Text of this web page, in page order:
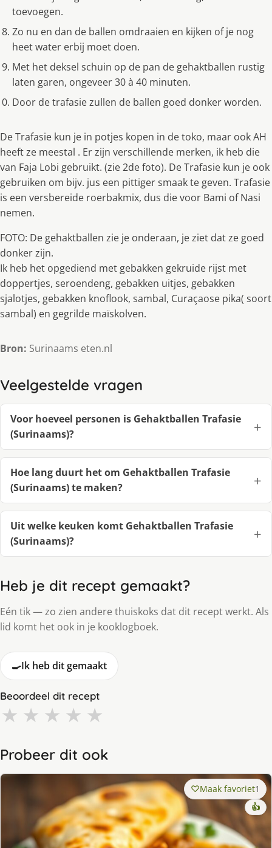
toevoegen.
Zo nu en dan de ballen omdraaien en kijken of je nog
heet water erbij moet doen.
Met het deksel schuin op de pan de gehaktballen rustig
laten garen, ongeveer 30 à 40 minuten.
Door de trafasie zullen de ballen goed donker worden.
De Trafasie kun je in potjes kopen in de toko, maar ook AH
heeft ze meestal . Er zijn verschillende merken, ik heb die
van Faja Lobi gebruikt. (zie 2de foto). De Trafasie kun je ook
gebruiken om bijv. jus een pittiger smaak te geven. Trafasie
is een versbereide roerbakmix, dus die voor Bami of Nasi
nemen.
FOTO: De gehaktballen zie je onderaan, je ziet dat ze goed
donker zijn.
Ik heb het opgediend met gebakken gekruide rijst met
doppertjes, seroendeng, gebakken uitjes, gebakken
sjalotjes, gebakken knoflook, sambal, Curaçaose pika( soort
sambal) en gegrilde maïskolven.
Bron: Surinaams eten.nl
Veelgestelde vragen
Voor hoeveel personen is Gehaktballen Trafasie
(Surinaams)?
Hoe lang duurt het om Gehaktballen Trafasie
(Surinaams) te maken?
Uit welke keuken komt Gehaktballen Trafasie
(Surinaams)?
Heb je dit recept gemaakt?
Eén tik — zo zien andere thuiskoks dat dit recept werkt. Als
lid komt het ook in je kooklogboek.
🍳Ik heb dit gemaakt
Beoordeel dit recept
★ ★ ★ ★ ★
Probeer dit ook
Maak favoriet1
👍